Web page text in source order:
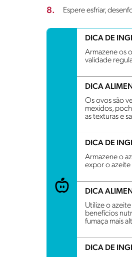
8. Espere esfriar,
DICA DE
Armazene os
validade
DICA
Os ovos são
mexidos,
as texturas e
DICA DE
Armazene o
expor o azeite
DICA
Utilize o
benefícios
fumaça mais
DICA DE